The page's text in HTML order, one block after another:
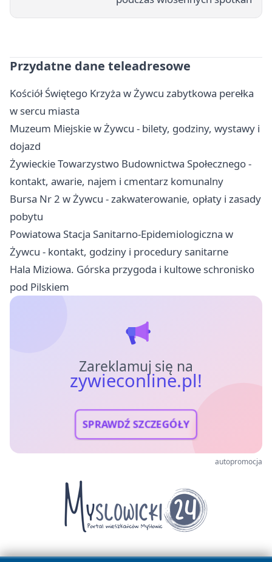
Przydatne dane teleadresowe
Kościół Świętego Krzyża w Żywcu zabytkowa perełka
w sercu miasta
Muzeum Miejskie w Żywcu - bilety, godziny, wystawy i
dojazd
Żywieckie Towarzystwo Budownictwa Społecznego -
kontakt, awarie, najem i cmentarz komunalny
Bursa Nr 2 w Żywcu - zakwaterowanie, opłaty i zasady
pobytu
Powiatowa Stacja Sanitarno-Epidemiologiczna w
Żywcu - kontakt, godziny i procedury sanitarne
Hala Miziowa. Górska przygoda i kultowe schronisko
pod Pilskiem
Zareklamuj się na
zywieconline.pl!
SPRAWDŹ SZCZEGÓŁY
autopromocja